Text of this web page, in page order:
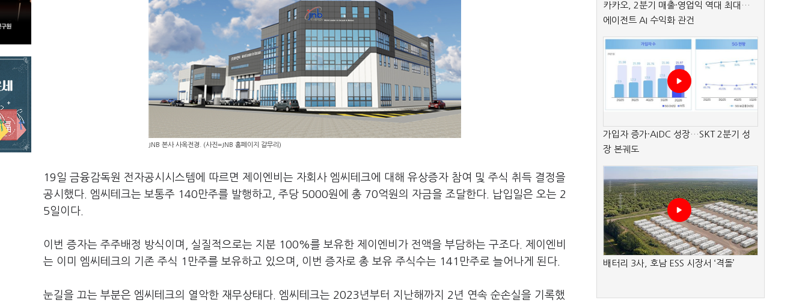
JNB 본사 사옥전경. (사진=JNB 홈페이지 갈무리)
19일 금융감독원 전자공시시스템에 따르면 제이엔비는 자회사 엠씨테크에 대해 유상증자 참여 및 주식 취득 결정을
공시했다. 엠씨테크는 보통주 140만주를 발행하고, 주당 5000원에 총 70억원의 자금을 조달한다. 납입일은 오는 2
5일이다.
이번 증자는 주주배정 방식이며, 실질적으로는 지분 100%를 보유한 제이엔비가 전액을 부담하는 구조다. 제이엔비
는 이미 엠씨테크의 기존 주식 1만주를 보유하고 있으며, 이번 증자로 총 보유 주식수는 141만주로 늘어나게 된다.
눈길을 끄는 부분은 엠씨테크의 열악한 재무상태다. 엠씨테크는 2023년부터 지난해까지 2년 연속 순손실을 기록했
카카오, 2분기 매출·영업익 역대 최대…
에이전트 AI 수익화 관건
가입자 증가·AIDC 성장…SKT 2분기 성
장 본궤도
배터리 3사, 호남 ESS 시장서 ‘격돌’